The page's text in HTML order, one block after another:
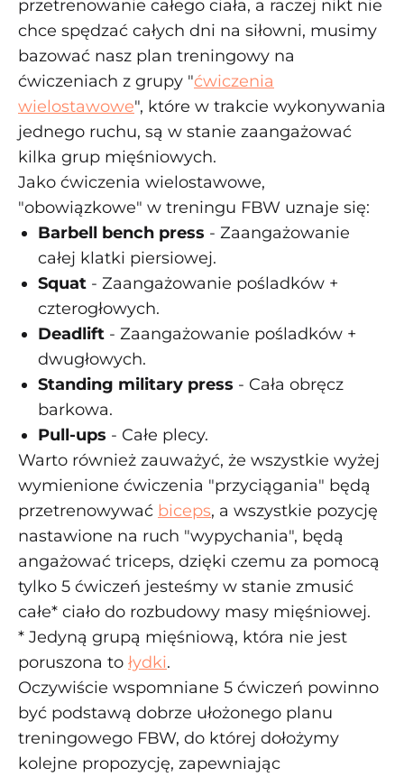
przetrenowanie całego ciała, a raczej nikt nie
chce spędzać całych dni na siłowni, musimy
bazować nasz plan treningowy na
ćwiczeniach z grupy "ćwiczenia
wielostawowe", które w trakcie wykonywania
jednego ruchu, są w stanie zaangażować
kilka grup mięśniowych.
Jako ćwiczenia wielostawowe,
"obowiązkowe" w treningu FBW uznaje się:
Barbell bench press - Zaangażowanie
całej klatki piersiowej.
Squat- Zaangażowanie pośladków +
czterogłowych.
Deadlift - Zaangażowanie pośladków +
dwugłowych.
Standing military press - Cała obręcz
barkowa.
Pull-ups - Całe plecy.
Warto również zauważyć, że wszystkie wyżej
wymienione ćwiczenia "przyciągania" będą
przetrenowywać biceps, a wszystkie pozycję
nastawione na ruch "wypychania", będą
angażować triceps, dzięki czemu za pomocą
tylko 5 ćwiczeń jesteśmy w stanie zmusić
całe* ciało do rozbudowy masy mięśniowej.
* Jedyną grupą mięśniową, która nie jest
poruszona to łydki.
Oczywiście wspomniane 5 ćwiczeń powinno
być podstawą dobrze ułożonego planu
treningowego FBW, do której dołożymy
kolejne propozycję, zapewniając